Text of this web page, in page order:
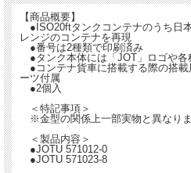
【商品概要】
●ISO20ftタンクコンテナのうち日
レンジのコンテナを再現
●番号は2種類で印刷済み
●タンク本体には「JOT」ロゴや各
●コンテナ貨車に搭載する際の搭
ーツ付属
●2個入
＜特記事項＞
※金型の関係上一部実物と異なり
＜製品内容＞
●JOTU 571012-0
●JOTU 571023-8